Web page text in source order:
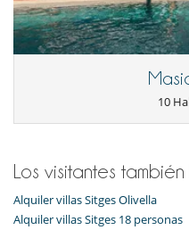
Niños
Los niños son bienvenidos
Ocios y actividades
Para su comodidad y
Jacuzzi interior
Salón
10
Los visitantes
Alquiler villas Sitges Olivella
Alquiler villas Sitges 18 personas